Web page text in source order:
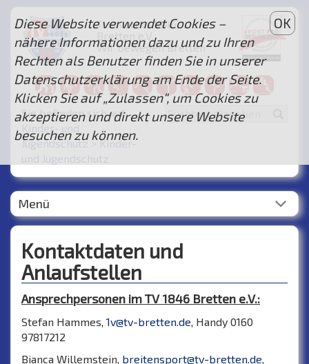
Turnverein 1846
Bretten e.V.
Wir bewegen Bretten
...
Sie befinden sich auf:
Kinder- und
Jugendschutz >Kinder-
und Jugendschutz
Menü
Kontaktdaten und
Anlaufstellen
Ansprechpersonen im TV 1846 Bretten e.V.:
Stefan Hammes, 1v@tv-bretten.de, Handy 0160
97817212
Bianca Willemstein, breitensport@tv-bretten.de,
Diese Website verwendet Cookies –
nähere Informationen dazu und zu Ihren
Rechten als Benutzer finden Sie in unserer
Datenschutzerklärung am Ende der Seite.
Klicken Sie auf „Zulassen“, um Cookies zu
akzeptieren und direkt unsere Website
besuchen zu können.
OK